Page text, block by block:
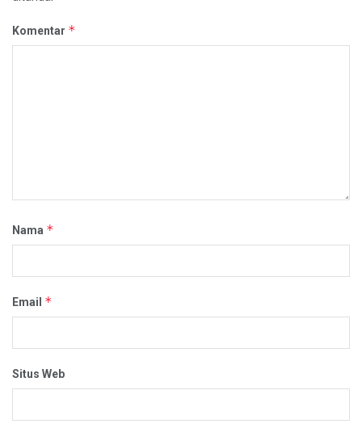
Komentar *
Nama *
Email *
Situs Web